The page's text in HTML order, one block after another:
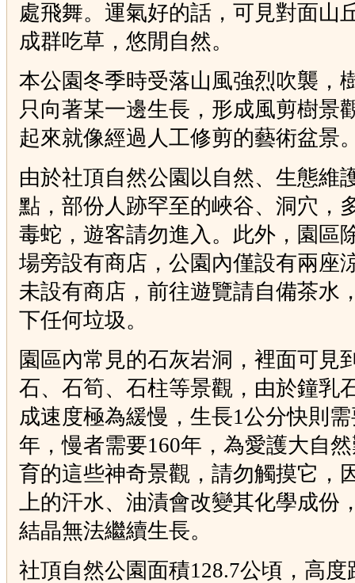
處飛舞。運氣好的話，可見對面山
成群吃草，悠閒自然。
本公園冬季時受落山風強烈吹襲，
只向著某一邊生長，形成風剪樹景
起來就像經過人工修剪的藝術盆景
由於社頂自然公園以自然、生態維
點，部份人跡罕至的峽谷、洞穴，
毒蛇，遊客請勿進入。此外，園區
場旁設有商店，公園內僅設有兩座
未設有商店，前往遊覽請自備茶水
下任何垃圾。
園區內常見的石灰岩洞，裡面可見
石、石筍、石柱等景觀，由於鐘乳
成速度極為緩慢，生長1公分快則
年，慢者需要160年，為愛護大自
育的這些神奇景觀，請勿觸摸它，
上的汗水、油漬會改變其化學成份
結晶無法繼續生長。
社頂自然公園面積128.7公頃，高度